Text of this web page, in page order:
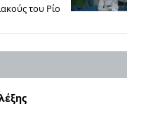
του Ρίο